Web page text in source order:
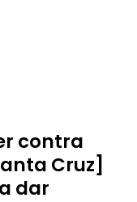
contra
Cruz]
dar